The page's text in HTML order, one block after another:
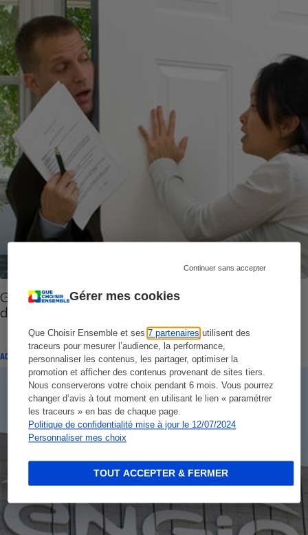
Gérer mes cookies
Que Choisir Ensemble et ses7 partenaires utilisent des
traceurs pour mesurer l’audience, la performance,
personnaliser les contenus, les partager, optimiser la
promotion et afficher des contenus provenant de sites tiers.
Nous conserverons votre choix pendant 6 mois. Vous pourrez
changer d’avis à tout moment en utilisant le lien « paramétrer
les traceurs » en bas de chaque page.
Politique de confidentialité mise à jour le 12/07/2024
Personnaliser mes choix
Continuer sans accepter
TOUT ACCEPTER & FERMER
Gaz et électricité - Engie, mouton noir du
démarchage à domicile
ACTUALITÉ